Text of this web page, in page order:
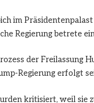
im
Regierung betrete
der Freilassung
Regierung erfolgt
kritisiert, weil sie